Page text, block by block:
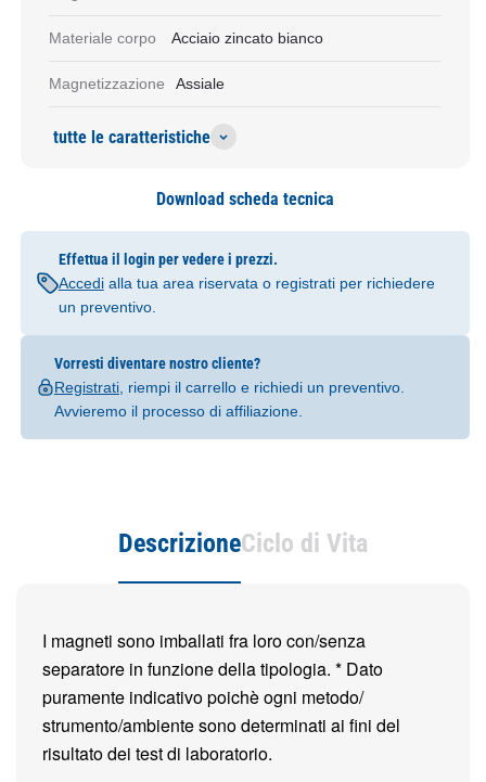
Materiale corpo Acciaio zincato bianco
Magnetizzazione Assiale
tutte le caratteristiche
Download scheda tecnica
Effettua il login per vedere i prezzi.
Accedialla tua area riservata o registrati per richiedere
un preventivo.
Vorresti diventare nostro cliente?
Registrati, riempi il carrello e richiedi un preventivo.
Avvieremo il processo di affiliazione.
DescrizioneCiclo di Vita
I magneti sono imballati fra loro con/senza
separatore in funzione della tipologia. * Dato
puramente indicativo poichè ogni metodo/
strumento/ambiente sono determinati ai fini del
risultato dei test di laboratorio.